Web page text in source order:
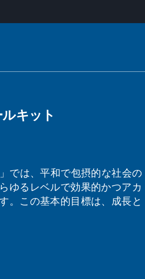
キット
では、平和で包摂的な社会の
ゆるレベルで効果的かつアカ
。この基本的目標は、成長と